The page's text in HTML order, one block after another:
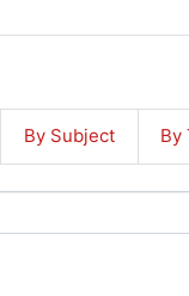
By Subject By